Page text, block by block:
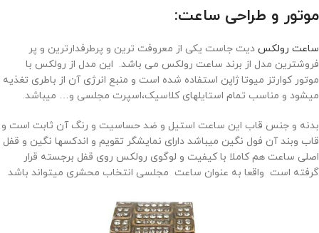
موتور و طراحی ساعت:
ساعت رولکس دیت جاست یکی از معروفت ترین و پرطرفدارترین و پر
فروشترین مدل از برند ساعت رولکس می باشد. این مدل از رولکس با
موتور کوارتز میوتا ژاپن استفاده شده است و منبع انرژی آن از باطری تغذیه
میشود و مناسب تمام استایلهای کلاسیک،اسپرت مجلسی و… میباشد.
بدنه و جنس قاب این ساعت استیل و ضد حساسیت و رنگ آن ثابت است و
قاب وبند آن فول نگین میباشد دارای نمایشگر تقویم و اندکسها نگین و قفل
اصلی ساعت هم کاملا با کیفیت و لوگوی رولکس روی قفل برجسته قرار
گرفته است واقعا به عنوان ساعت مجلسی انتخاب محشری میتواند باشد